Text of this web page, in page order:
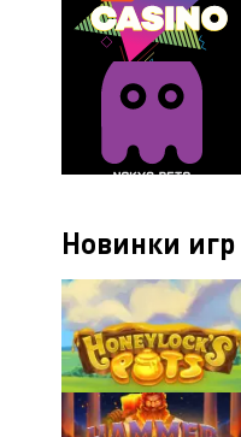
Новинки игр